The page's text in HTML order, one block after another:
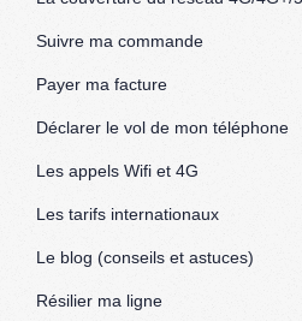
Suivre ma commande
Payer ma facture
Déclarer le vol de mon téléphone
Les appels Wifi et 4G
Les tarifs internationaux
Le blog (conseils et astuces)
Résilier ma ligne